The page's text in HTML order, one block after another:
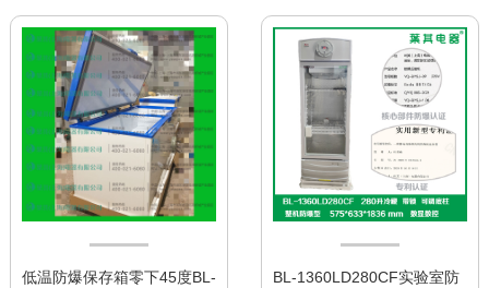
低温防爆保存箱零下45度BL-
BL-1360LD280CF实验室防